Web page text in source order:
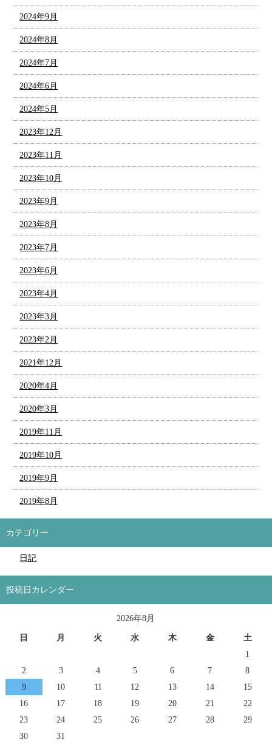
2024年9月
2024年8月
2024年7月
2024年6月
2024年5月
2023年12月
2023年11月
2023年10月
2023年9月
2023年8月
2023年7月
2023年6月
2023年4月
2023年3月
2023年2月
2021年12月
2020年4月
2020年3月
2019年11月
2019年10月
2019年9月
2019年8月
カテゴリー
日記
投稿日カレンダー
2026年8月
日 月 火 水 木 金
土
1
2
3 4 5 6 7
8
9
10 11 12 13 14
15
16
17 18 19 20 21
22
23
24 25 26 27 28
29
30
31